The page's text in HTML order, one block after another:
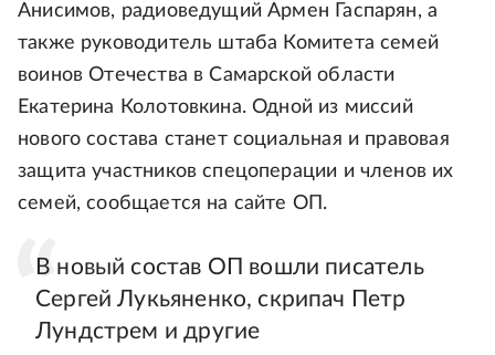
Анисимов, радиоведущий Армен Гаспарян, а
также руководитель штаба Комитета семей
воинов Отечества в Самарской области
Екатерина Колотовкина. Одной из миссий
нового состава станет социальная и правовая
защита участников спецоперации и членов их
семей, сообщается на сайте ОП.
В новый состав ОП вошли писатель
Сергей Лукьяненко, скрипач Петр
Лундстрем и другие